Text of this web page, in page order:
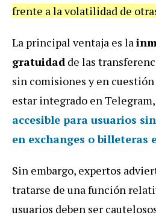
frente a la volatilidad de
La principal ventaja es la
gratuidad de las
sin comisiones y en cuestión
estar integrado en
accesible para usuarios
en exchanges o billeteras
Sin embargo, expertos
tratarse de una función
usuarios deben ser